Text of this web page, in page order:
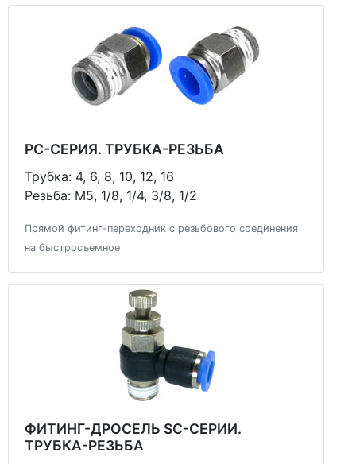
PC-СЕРИЯ. ТРУБКА-РЕЗЬБА
Трубка: 4, 6, 8, 10, 12, 16
Резьба: М5, 1/8, 1/4, 3/8, 1/2
Прямой фитинг-переходник с резьбового соединения
на быстросъемное
ФИТИНГ-ДРОСЕЛЬ SC-СЕРИИ.
ТРУБКА-РЕЗЬБА